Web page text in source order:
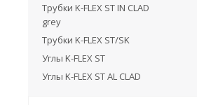
Трубки K-FLEX ST IN CLAD
grey
Трубки K-FLEX ST/SK
Углы K-FLEX ST
Углы K-FLEX ST AL CLAD